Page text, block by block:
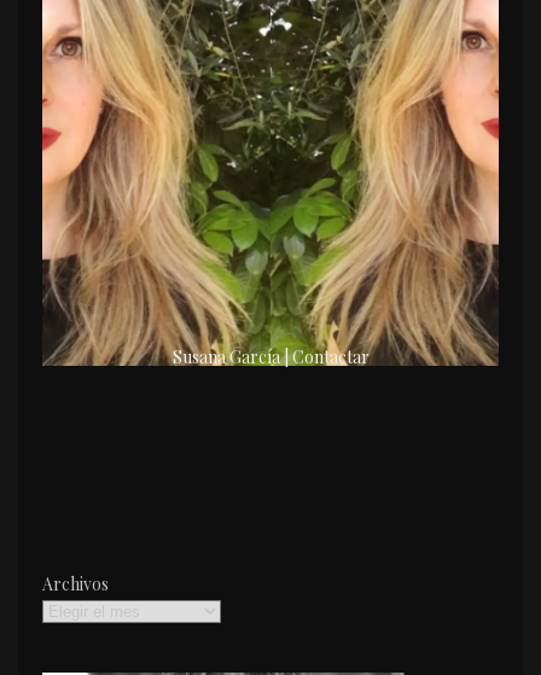
Susana García | Contactar
Archivos